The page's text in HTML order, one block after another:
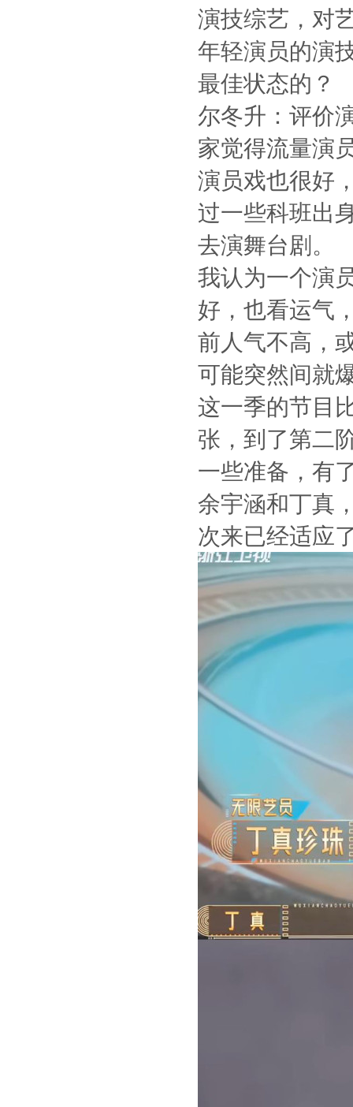
演技综艺，对
年轻演员的演
最佳状态的？
尔冬升：评价
家觉得流量演
演员戏也很好
过一些科班出
去演舞台剧。
我认为一个演
好，也看运气
前人气不高，
可能突然间就
这一季的节目
张，到了第二
一些准备，有
余宇涵和丁真
次来已经适应